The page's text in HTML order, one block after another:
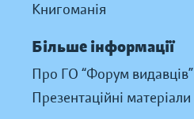
Книгоманія
Більше інформації
Про ГО “Форум видавців”
Презентаційні матеріали